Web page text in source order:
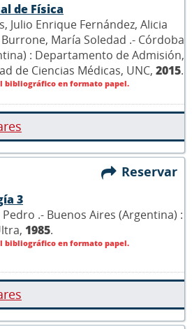
de Física
Julio Enrique Fernández, Alicia
María Soledad .- Córdoba
: Departamento de Admisión,
de Ciencias Médicas, UNC, 2015.
bibliográfico en formato papel.
Reservar
3
.- Buenos Aires (Argentina) :
1985.
bibliográfico en formato papel.